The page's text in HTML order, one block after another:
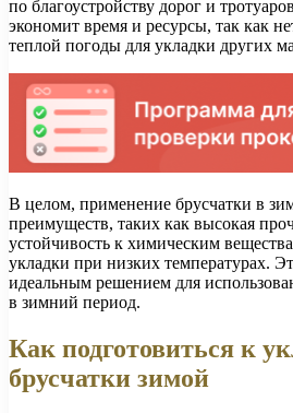
по благоустройству дорог и
экономит время и ресурсы, так как
теплой погоды для укладки других
В целом, применение брусчатки в
преимуществ, таких как высокая
устойчивость к химическим
укладки при низких температурах.
идеальным решением для
в зимний период.
Как подготовиться к
брусчатки зимой